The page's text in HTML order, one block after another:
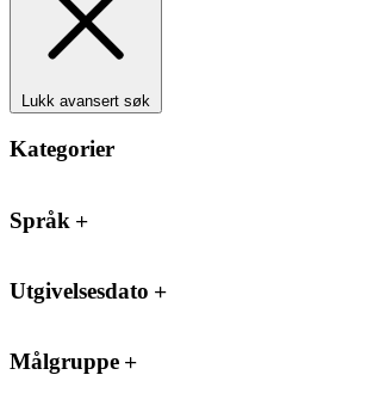
Lukk avansert søk
Kategorier
Språk
Utgivelsesdato
Målgruppe